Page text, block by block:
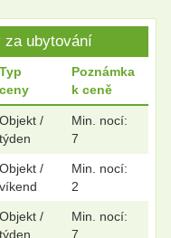
za ubytování
Typ
ceny
Poznámka
k ceně
Objekt /
týden
Min. nocí:
7
Objekt /
víkend
Min. nocí:
2
Objekt /
týden
Min. nocí:
7